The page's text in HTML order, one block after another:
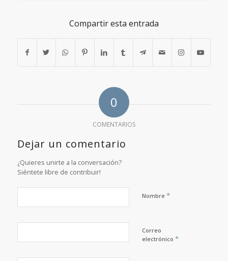
Compartir esta entrada
0
COMENTARIOS
Dejar un comentario
¿Quieres unirte a la conversación?
Siéntete libre de contribuir!
Nombre *
Correo
electrónico *